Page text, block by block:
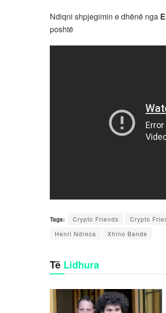
Ndiqni shpjegimin e dhënë nga
poshtë
Tags: Crypto Friends Crypto
Henri Ndreca
Xhino Bande
Të Lidhura